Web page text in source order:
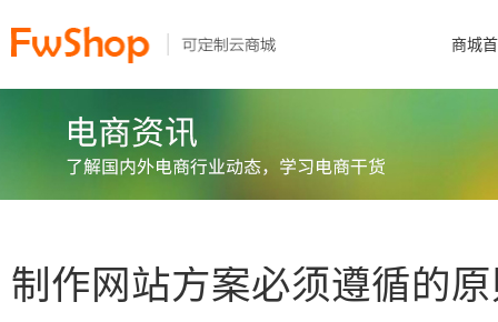
商城
制作网站方案必须遵循的